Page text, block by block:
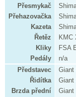
Přesmykač
Přehazovačka
Kazeta
Řetěz
KMC
Kliky
FSA
Pedály
n/a
Představec
Giant
Řidítka
Giant
Brzda přední
Giant